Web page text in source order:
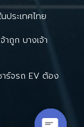
ประเทศไทย
าถูก บางเจ้า
าร์จรถ EV ต้อง